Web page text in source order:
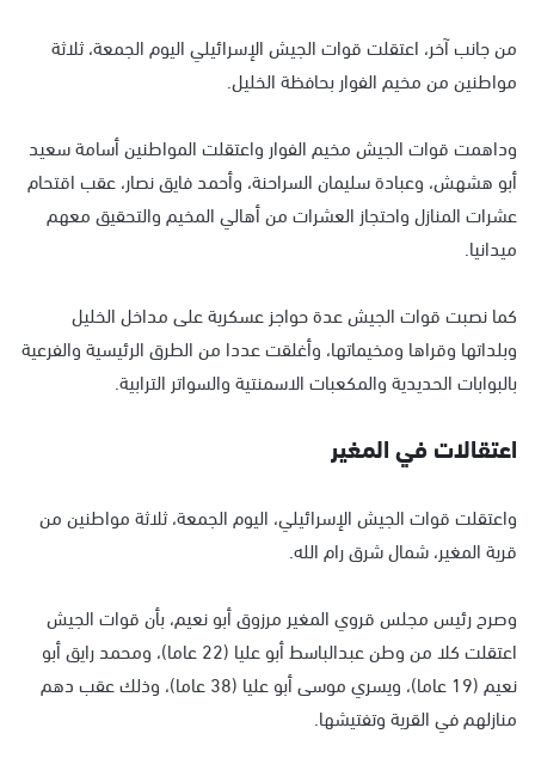
من جانب آخر، اعتقلت قوات الجيش الإسرائيلي اليوم الجمعة، ثلاثة
مواطنين من مخيم الفوار بحافظة الخليل.
وداهمت قوات الجيش مخيم الفوار واعتقلت المواطنين أسامة سعيد
أبو هشهش، وعبادة سليمان السراحنة، وأحمد فايق نصار، عقب اقتحام
عشرات المنازل واحتجاز العشرات من أهالي المخيم والتحقيق معهم
ميدانيا.
كما نصبت قوات الجيش عدة حواجز عسكرية على مداخل الخليل
وبلداتها وقراها ومخيماتها، وأغلقت عددا من الطرق الرئيسية والفرعية
بالبوابات الحديدية والمكعبات الاسمنتية والسواتر الترابية.
اعتقالات في المغير
واعتقلت قوات الجيش الإسرائيلي، اليوم الجمعة، ثلاثة مواطنين من
قرية المغير، شمال شرق رام الله.
وصرح رئيس مجلس قروي المغير مرزوق أبو نعيم، بأن قوات الجيش
اعتقلت كلا من وطن عبدالباسط أبو عليا (22 عاما)، ومحمد رايق أبو
نعيم (19 عاما)، ويسري موسى أبو عليا (38 عاما)، وذلك عقب دهم
منازلهم في القرية وتفتيشها.